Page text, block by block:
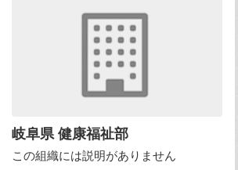
岐阜県 健康福祉部
この組織には説明がありません